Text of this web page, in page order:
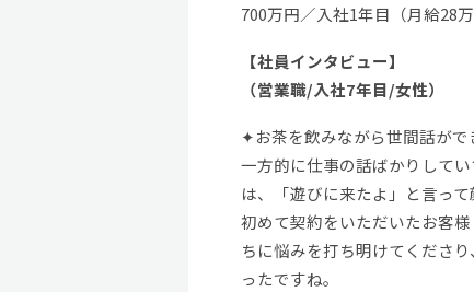
700万円／入社1年目（月給28万
【社員インタビュー】
（営業職/入社7年目/女性）
✦お茶を飲みながら世間話がで
一方的に仕事の話ばかりして
は、「遊びに来たよ」と言って
初めて契約をいただいたお客
ちに悩みを打ち明けてくださ
ったですね。